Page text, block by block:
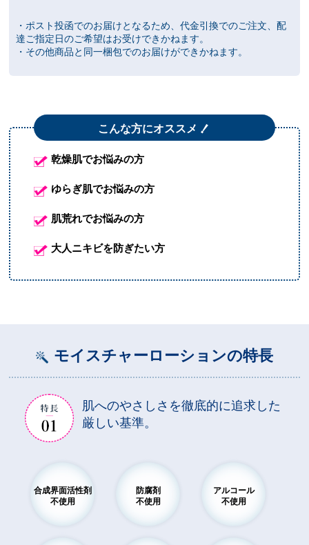
・ポスト投函でのお届けとなるため、代金引換でのご注文、配
達ご指定日のご希望はお受けできかねます。
・その他商品と同一梱包でのお届けができかねます。
こんな方にオススメ！
乾燥肌でお悩みの方
ゆらぎ肌でお悩みの方
肌荒れでお悩みの方
大人ニキビを防ぎたい方
モイスチャーローションの特長
肌へのやさしさを徹底的に追求した
厳しい基準。
合成界面活性剤
不使用
防腐剤
不使用
アルコール
不使用